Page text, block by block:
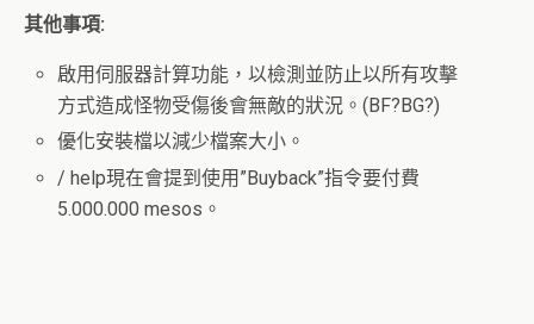
其他事項:
啟用伺服器計算功能，以檢測並防止以所有攻擊
方式造成怪物受傷後會無敵的狀況。(BF?BG?)
優化安裝檔以減少檔案大小。
/ help現在會提到使用”Buyback”指令要付費
5.000.000 mesos。